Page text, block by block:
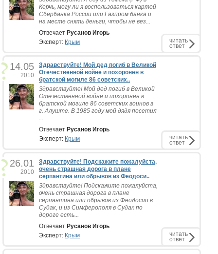
Керчь, могу ли я воспользоваться картой
Сбербанка России или Газпром банка и
на месте снять деньги, чтобы не вез...
Отвечает Русанов Игорь
Эксперт: Крым читать
ответ
14.05
2010
Здравствуйте! Мой дед погиб в Великой
Отечественной войне и похоронен в
братской могиле 86 советских..
Здравствуйте! Мой дед погиб в Великой
Отечественной войне и похоронен в
братской могиле 86 советских воинов в
г. Алуште. В 1985 году мой дядя посетил
...
Отвечает Русанов Игорь
Эксперт: Крым читать
ответ
26.01
2010
Здравствуйте! Подскажите пожалуйста,
очень страшная дорога в плане
серпантина или обрывов из Феодоси..
Здравствуйте! Подскажите пожалуйста,
очень страшная дорога в плане
серпантина или обрывов из Феодосии в
Судак, и из Симферополя в Судак по
дороге есть...
Отвечает Русанов Игорь
Эксперт: Крым читать
ответ